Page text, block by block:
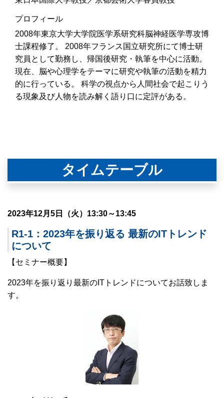
プロフィール
2008年東京大学大学院医学系研究科脳神経医学専攻博
士課程修了。 2008年フランス国立研究所にて博士研
究員として勤務し、帰国後研究・執筆を中心に活動。
現在、脳や心理学をテーマに研究や執筆の活動を精力
的に行っている。 科学の視点から人間社会で起こりう
る現象及び人物を読み解く語り口に定評がある。
タイムテーブル
2023年12月5日（火）13:30～13:45
R1-1：2023年を振り返る 最新のITトレンド
について
【セミナー概要】
2023年を振り返り最新のITトレンドについてお話致しま
す。